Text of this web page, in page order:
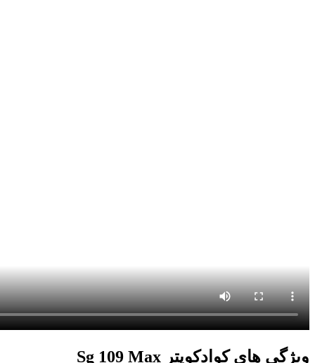
ویژگی های کوادکوپتر Sg 109 Max